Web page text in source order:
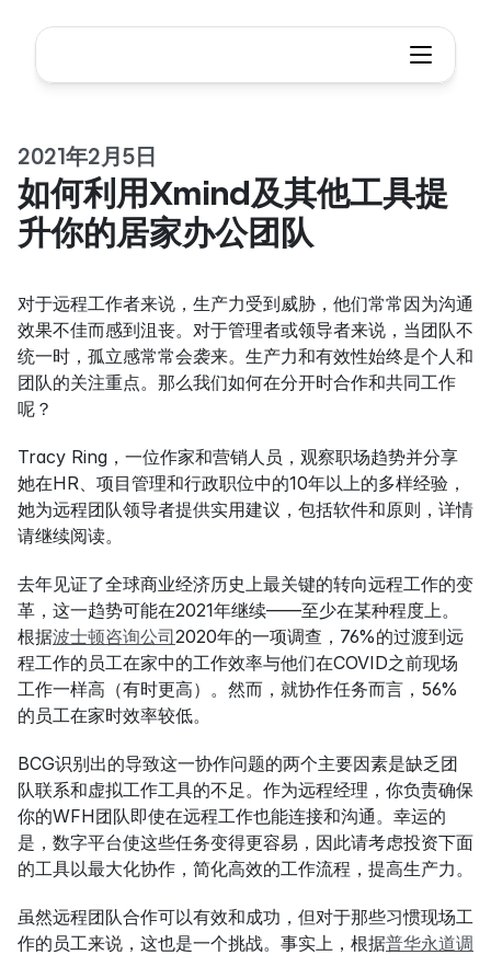
2021年2月5日
如何利用Xmind及其他工具提
升你的居家办公团队
对于远程工作者来说，生产力受到威胁，他们常常因为沟通
效果不佳而感到沮丧。对于管理者或领导者来说，当团队不
统一时，孤立感常常会袭来。生产力和有效性始终是个人和
团队的关注重点。那么我们如何在分开时合作和共同工作
呢？
Tracy Ring，一位作家和营销人员，观察职场趋势并分享
她在HR、项目管理和行政职位中的10年以上的多样经验，
她为远程团队领导者提供实用建议，包括软件和原则，详情
请继续阅读。
去年见证了全球商业经济历史上最关键的转向远程工作的变
革，这一趋势可能在2021年继续——至少在某种程度上。
根据波士顿咨询公司2020年的一项调查，76%的过渡到远
程工作的员工在家中的工作效率与他们在COVID之前现场
工作一样高（有时更高）。然而，就协作任务而言，56%
的员工在家时效率较低。
BCG识别出的导致这一协作问题的两个主要因素是缺乏团
队联系和虚拟工作工具的不足。作为远程经理，你负责确保
你的WFH团队即使在远程工作也能连接和沟通。幸运的
是，数字平台使这些任务变得更容易，因此请考虑投资下面
的工具以最大化协作，简化高效的工作流程，提高生产力。
虽然远程团队合作可以有效和成功，但对于那些习惯现场工
作的员工来说，这也是一个挑战。事实上，根据普华永道调